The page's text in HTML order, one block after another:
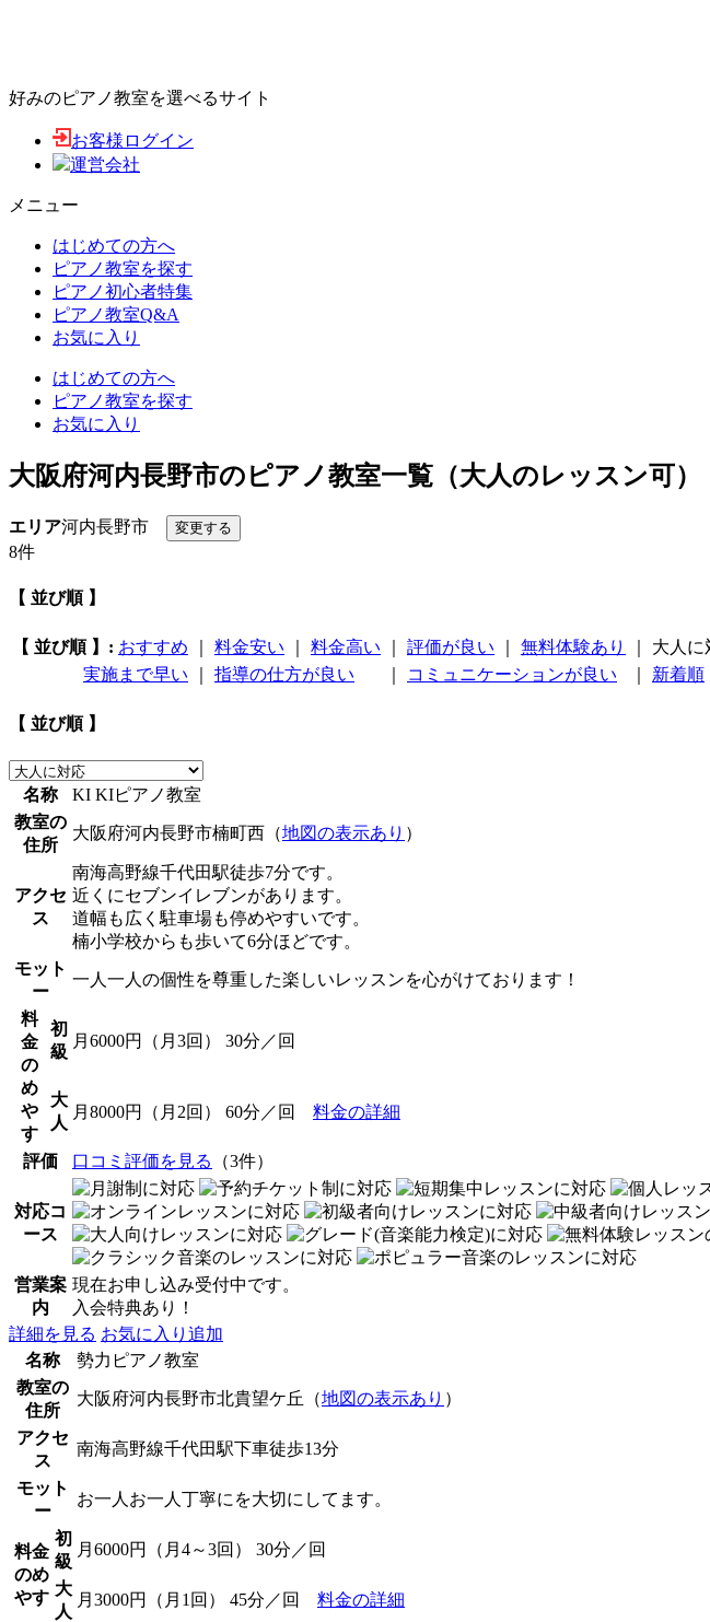
好みのピアノ教室を選べるサイト
お客様ログイン
運営会社
メニュー
はじめての方へ
ピアノ教室を探す
ピアノ初心者特集
ピアノ教室Q&A
お気に入り
はじめての方へ
ピアノ教室を探す
お気に入り
大阪府河内長野市のピアノ教室一覧（大人のレッスン可）
エリア河内長野市
8件
【 並び順 】
【 並び順 】: おすすめ 料金安い 料金高い 評価が良い 無料体験あり
大人に
実施まで早い
指導の仕方が良い コミュニケーションが良い 新着順
【 並び順 】
名称
KI KIピアノ教室
教室の
住所
大阪府河内長野市楠町西（地図の表示あり ）
アクセ
ス
南海高野線千代田駅徒歩7分です。
近くにセブンイレブンがあります。
道幅も広く駐車場も停めやすいです。
楠小学校からも歩いて6分ほどです。
モット
ー
一人一人の個性を尊重した楽しいレッスンを心がけております！
料
金
の
め
や
す
初
級
月6000円（月3回） 30分／回
大
人
月8000円（月2回） 60分／回 料金の詳細
評価 口コミ評価を見る （3件）
対応コ
ース
営業案
内
現在お申し込み受付中です。
入会特典あり！
詳細を見る お気に入り追加
名称
勢力ピアノ教室
教室の
住所
大阪府河内長野市北貴望ケ丘（地図の表示あり ）
アクセ
ス
南海高野線千代田駅下車徒歩13分
モット
ー
お一人お一人丁寧にを大切にしてます。
料金
のめ
やす
初
級
月6000円（月4～3回） 30分／回
大
人
月3000円（月1回） 45分／回 料金の詳細